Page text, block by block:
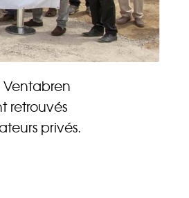
CONTACT
Ventabren
retrouvés
privés.